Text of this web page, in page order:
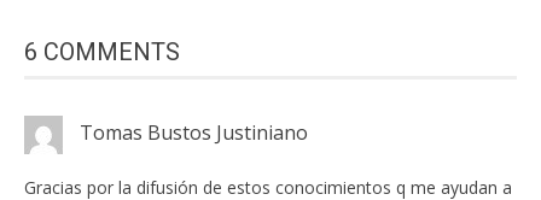
6 COMMENTS
Tomas Bustos Justiniano
Gracias por la difusión de estos conocimientos q me ayudan a